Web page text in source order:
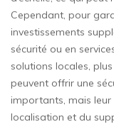
Cependant, pour
investissements
sécurité ou en
solutions locales,
peuvent offrir une
importants, mais
localisation et du